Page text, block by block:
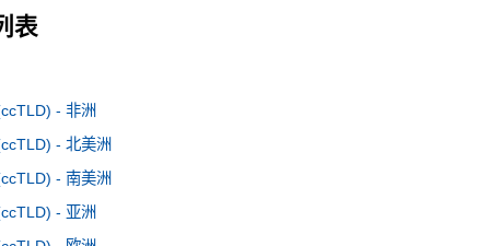
表
- 非洲
- 北美洲
- 南美洲
- 亚洲